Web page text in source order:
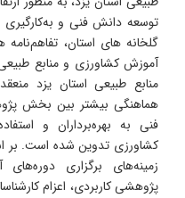
توسعه دانش فنی و به‌کارگیری
گلخانه های استان،
آموزش کشاورزی و منابع
منابع طبیعی استان یزد
هماهنگی بیشتر بین بخش
فنی به بهره‌برداران و
کشاورزی تدوین شده است. بر
زمینه‌های برگزاری
پژوهشی کاربردی، اعزام